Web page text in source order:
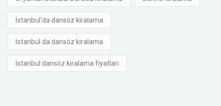
İstanbul'da dansöz kiralama
İstanbul da dansöz kiralama
İstanbul dansöz kiralama fiyatları